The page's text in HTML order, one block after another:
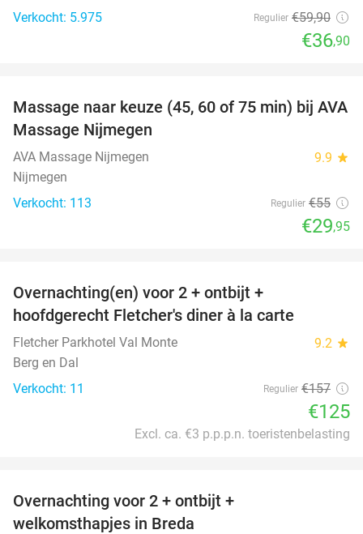
Verkocht: 5.975
Regulier €59,90
€36,90
46%
Massage naar keuze (45, 60 of 75 min) bij AVA
Massage Nijmegen
AVA Massage Nijmegen 9.9 star
Nijmegen
Verkocht: 113
Regulier €55
€29,95
Overnachting(en) voor 2 + ontbijt +
hoofdgerecht Fletcher's diner à la carte
Fletcher Parkhotel Val Monte 9.2 star
Berg en Dal
Verkocht: 11
Regulier €157
€125
Excl. ca. €3 p.p.p.n. toeristenbelasting
Overnachting voor 2 + ontbijt +
welkomsthapjes in Breda